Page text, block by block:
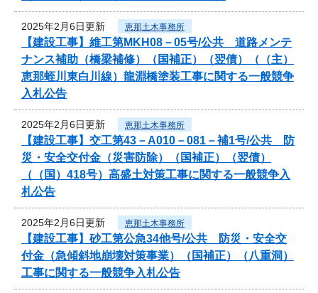
2025年2月6日更新 恵那土木事務所
【建設工事】維工第MKH08－05号/公共 道路メンテ
ナンス補助（橋梁補修）（国補正）（翌債）（（主）
恵那蛭川東白川線）龍淵橋塗装工事に関する一般競争
入札公告
2025年2月6日更新 恵那土木事務所
【建設工事】交工第43－A010－081－補1号/公共 防
災・安全交付金（災害防除）（国補正）（翌債）
（（国）418号）高盛土対策工事に関する一般競争入
札公告
2025年2月6日更新 恵那土木事務所
【建設工事】砂工第公急34他号/公共 防災・安全交
付金（急傾斜地崩壊対策事業）（国補正）（八重洞）
工事に関する一般競争入札公告